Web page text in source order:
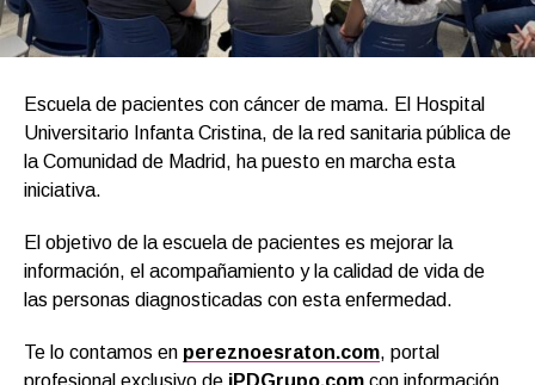
Escuela de pacientes con cáncer de mama. El Hospital
Universitario Infanta Cristina, de la red sanitaria pública de
la Comunidad de Madrid, ha puesto en marcha esta
iniciativa.
El objetivo de la escuela de pacientes es mejorar la
información, el acompañamiento y la calidad de vida de
las personas diagnosticadas con esta enfermedad.
Te lo contamos en pereznoesraton.com, portal
profesional exclusivo de iPDGrupo.com con información